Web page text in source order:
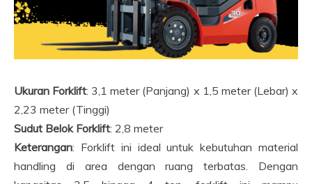
Ukuran Forklift: 3,1 meter (Panjang) x 1,5 meter (Lebar) x
2,23 meter (Tinggi)
Sudut Belok Forklift: 2,8 meter
Keterangan: Forklift ini ideal untuk kebutuhan material
handling di area dengan ruang terbatas. Dengan